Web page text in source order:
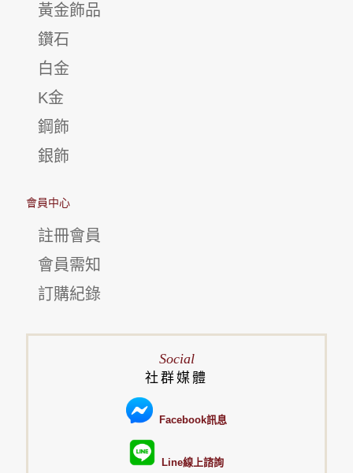
黃金飾品
鑽石
白金
K金
鋼飾
銀飾
會員中心
註冊會員
會員需知
訂購紀錄
Social
社群媒體
Facebook訊息
Line線上諮詢